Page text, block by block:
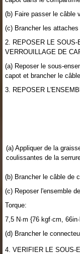
(b) Faire passer le câble
(c) Brancher les
2. REPOSER LE
VERROUILLAGE DE
(a) Reposer le sous-
capot et brancher le
3. REPOSER
(a) Appliquer de la
coulissantes de la
(b) Brancher le câble de
(c) Reposer l'ensemble
Torque:
7,5 N·m {76 kgf·cm,
(d) Brancher le
4. VERIFIER LE SOUS-